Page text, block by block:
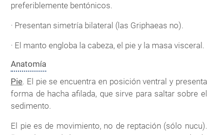
preferiblemente bentónicos.
· Presentan simetría bilateral (las Griphaeas no).
· El manto engloba la cabeza, el pie y la masa visceral.
Anatomía
Pie. El pie se encuentra en posición ventral y presenta
forma de hacha afilada, que sirve para saltar sobre el
sedimento.
El pie es de movimiento, no de reptación (sólo nucu).